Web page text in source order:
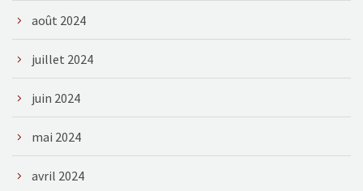
août 2024
juillet 2024
juin 2024
mai 2024
avril 2024